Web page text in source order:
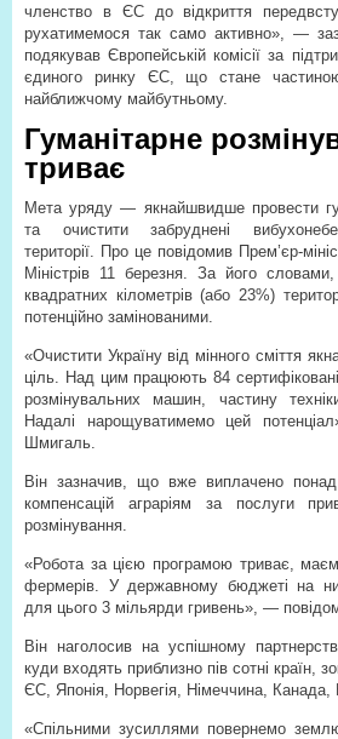
членство в ЄС до відкриття
рухатимемося так само активно», —
подякував Європейській комісії за
єдиного ринку ЄС, що стане
найближчому майбутньому.
Гуманітарне
триває
Мета уряду — якнайшвидше провести
та очистити забруднені
території. Про це повідомив Прем’єр-
Міністрів 11 березня. За його
квадратних кілометрів (або 23%)
потенційно замінованими.
«Очистити Україну від мінного сміття
ціль. Над цим працюють 84
розмінувальних машин, частину
Надалі нарощуватимемо цей
Шмигаль.
Він зазначив, що вже виплачено понад
компенсацій аграріям за послуги
розмінування.
«Робота за цією програмою триває,
фермерів. У державному бюджеті на
для цього 3 мільярди гривень», —
Він наголосив на успішному
куди входять приблизно пів сотні країн,
ЄС, Японія, Норвегія, Німеччина, Канада,
«Спільними зусиллями повернемо